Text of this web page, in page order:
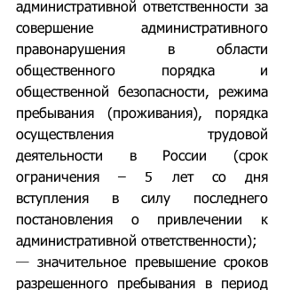
административной ответственности за
совершение административного
правонарушения в области
общественного порядка и
общественной безопасности, режима
пребывания (проживания), порядка
осуществления трудовой
деятельности в России (срок
ограничения – 5 лет со дня
вступления в силу последнего
постановления о привлечении к
административной ответственности);
— значительное превышение сроков
разрешенного пребывания в период